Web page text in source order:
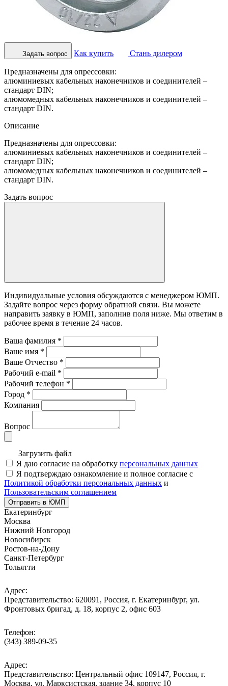
Задать вопрос Как купить Стань дилером
Предназначены для опрессовки:
алюминиевых кабельных наконечников и соединителей –
стандарт DIN;
алюмомедных кабельных наконечников и соединителей –
стандарт DIN.
Описание
Предназначены для опрессовки:
алюминиевых кабельных наконечников и соединителей –
стандарт DIN;
алюмомедных кабельных наконечников и соединителей –
стандарт DIN.
Задать вопрос
Индивидуальные условия обсуждаются с менеджером ЮМП.
Задайте вопрос через форму обратной связи. Вы можете
направить заявку в ЮМП, заполнив поля ниже. Mы ответим в
рабочее время в течение 24 часов.
Ваша фамилия *
Ваше имя *
Ваше Отчество *
Рабочий e-mail *
Рабочий телефон *
Город *
Компания
Вопрос
Загрузить файл
Я даю согласие на обработку персональных данных
Я подтверждаю ознакомление и полное согласие с
Политикой обработки персональных данных и
Пользовательским соглашением
Отправить в ЮМП
Екатеринбург
Москва
Нижний Новгород
Новосибирск
Ростов-на-Дону
Санкт-Петербург
Тольятти
Адрес:
Представительство: 620091, Россия, г. Екатеринбург, ул.
Фронтовых бригад, д. 18, корпус 2, офис 603
Телефон:
(343) 389-09-35
Адрес:
Представительство: Центральный офис 109147, Россия, г.
Москва, ул. Марксистская, здание 34, корпус 10